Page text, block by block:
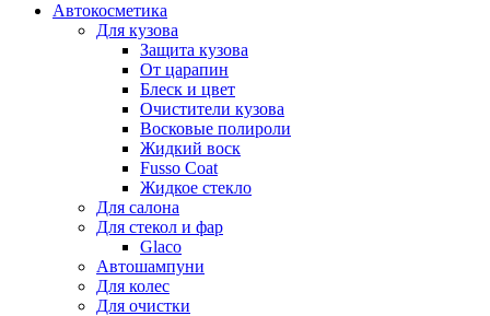
Автокосметика
Для кузова
Защита кузова
От царапин
Блеск и цвет
Очистители кузова
Восковые полироли
Жидкий воск
Fusso Coat
Жидкое стекло
Для салона
Для стекол и фар
Glaco
Автошампуни
Для колес
Для очистки